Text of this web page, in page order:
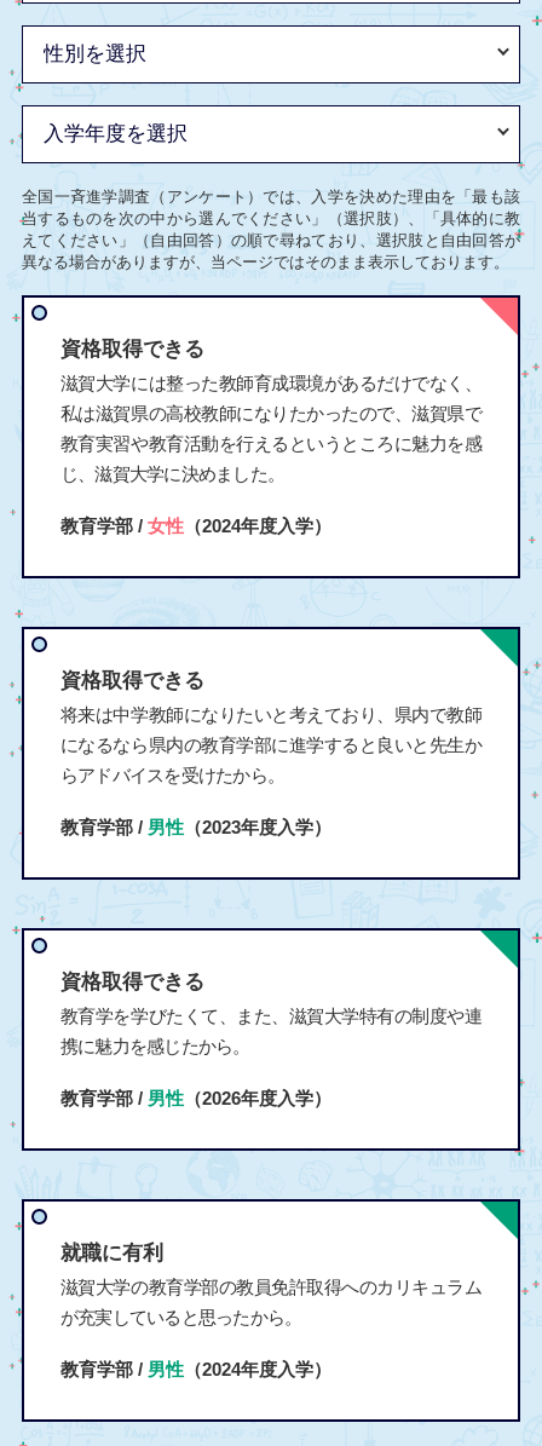
全国一斉進学調査（アンケート）では、入学を決めた理由を「最も該
当するものを次の中から選んでください」（選択肢）、「具体的に教
えてください」（自由回答）の順で尋ねており、選択肢と自由回答が
異なる場合がありますが、当ページではそのまま表示しております。
資格取得できる
滋賀大学には整った教師育成環境があるだけでなく、
私は滋賀県の高校教師になりたかったので、滋賀県で
教育実習や教育活動を行えるというところに魅力を感
じ、滋賀大学に決めました。
教育学部 / 女性（2024年度入学）
資格取得できる
将来は中学教師になりたいと考えており、県内で教師
になるなら県内の教育学部に進学すると良いと先生か
らアドバイスを受けたから。
教育学部 / 男性（2023年度入学）
資格取得できる
教育学を学びたくて、また、滋賀大学特有の制度や連
携に魅力を感じたから。
教育学部 / 男性（2026年度入学）
就職に有利
滋賀大学の教育学部の教員免許取得へのカリキュラム
が充実していると思ったから。
教育学部 / 男性（2024年度入学）